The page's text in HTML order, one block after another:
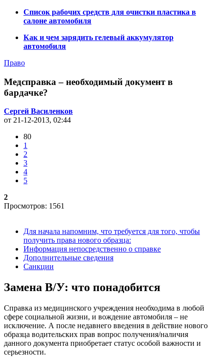
Список рабочих средств для очистки пластика в
салоне автомобиля
Как и чем зарядить гелевый аккумулятор
автомобиля
Право
Медсправка – необходимый документ в
бардачке?
Сергей Василенков
от 21-12-2013, 02:44
80
1
2
3
4
5
2
Просмотров: 1561
Для начала напомним, что требуется для того, чтобы
получить права нового образца:
Информация непосредственно о справке
Дополнительные сведения
Санкции
Замена В/У: что понадобится
Справка из медицинского учреждения необходима в любой
сфере социальной жизни, и вождение автомобиля – не
исключение. А после недавнего введения в действие нового
образца водительских прав вопрос получения/наличия
данного документа приобретает статус особой важности и
серьезности.